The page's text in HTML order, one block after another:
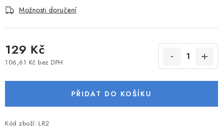
VODNÍ SPORTY
PŘÍSLUŠENSTVÍ K MOTORŮM
PŘÍVĚSY K LODÍM
ZNAČKY
Možnosti doručení
129 Kč
106,61 Kč bez DPH
PŘIDAT DO KOŠÍKU
Kód zboží: LR2